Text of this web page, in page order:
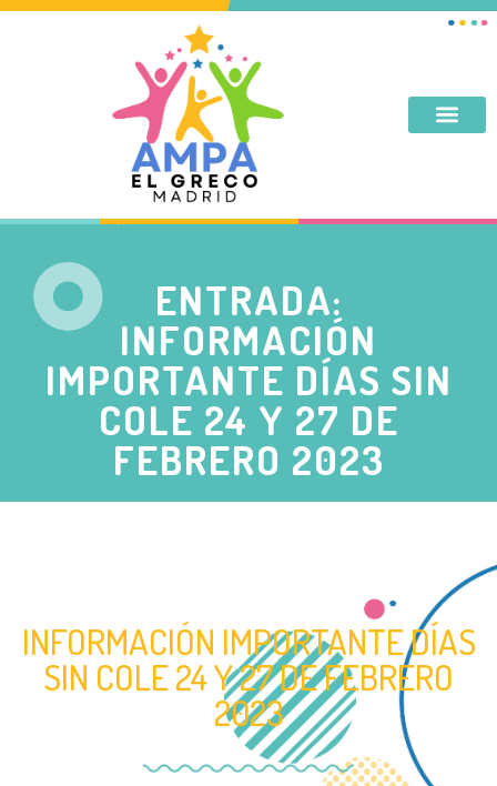
ENTRADA:
INFORMACIÓN
IMPORTANTE DÍAS SIN
COLE 24 Y 27 DE
FEBRERO 2023
INFORMACIÓN IMPORTANTE DÍAS
SIN COLE 24 Y 27 DE FEBRERO
2023